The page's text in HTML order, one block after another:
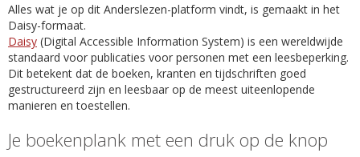
Alles wat je op dit Anderslezen-platform vindt, is gemaakt in het
Daisy-formaat.
Daisy (Digital Accessible Information System) is een wereldwijde
standaard voor publicaties voor personen met een leesbeperking.
Dit betekent dat de boeken, kranten en tijdschriften goed
gestructureerd zijn en leesbaar op de meest uiteenlopende
manieren en toestellen.
Je boekenplank met een druk op de knop